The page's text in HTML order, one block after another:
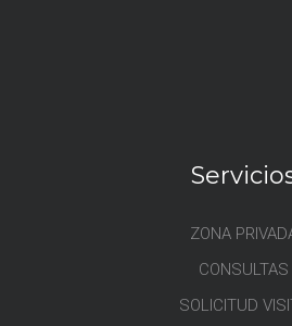
ZONA
CONSULTAS
SOLICITUD